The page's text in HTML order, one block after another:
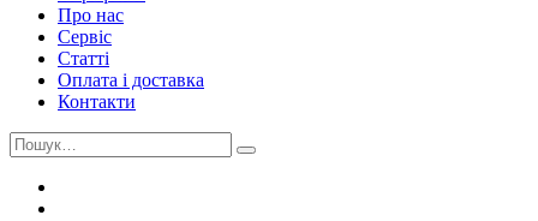
Про нас
Сервіс
Статті
Оплата і доставка
Контакти